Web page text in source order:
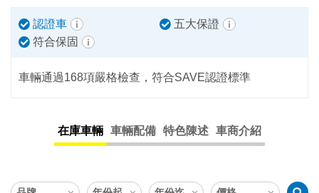
認證車
五大保證
符合保固
車輛通過168項嚴格檢查，符合SAVE認證標準
在庫車輛 車輛配備 特色陳述 車商介紹